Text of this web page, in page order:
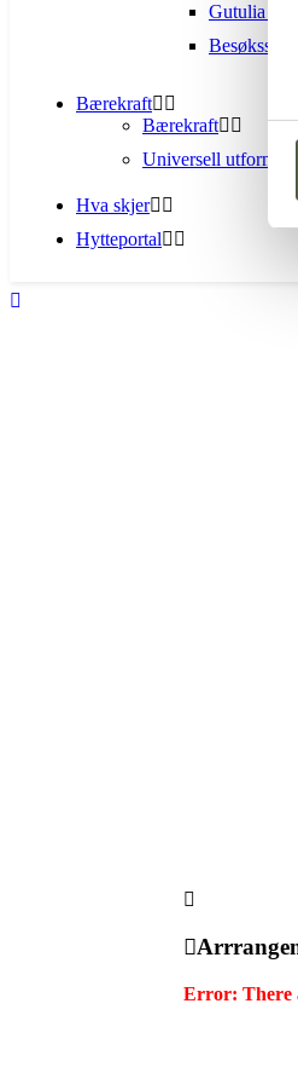
Gutulia
Bærekraft
Bærekraft
Universell utforming
Hva skjer
Hytteportal
Error: There